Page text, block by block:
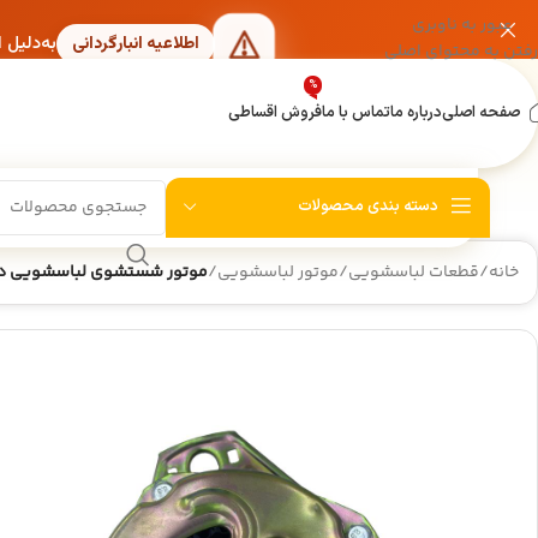
عبور به ناوبری
رفتن به محتوای اصلی
اطلاعیه انبارگردانی
صفحه اصلیدرباره ماتماس با مافروش اقساطی
%
دسته بندی محصولات
خانه/قطعات لباسشویی/موتور لباسشویی/موتور شستشوی لباسشویی دوقلو کامتک 150 وات